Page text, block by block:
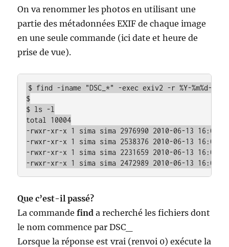
On va renommer les photos en utilisant une
partie des métadonnées EXIF de chaque image
en une seule commande (ici date et heure de
prise de vue).
$ find -iname "DSC_*" -exec exiv2 -r %Y-%m%d-
$
$ ls -l
total 10004
-rwxr-xr-x 1 sima sima 2976990 2010-06-13 16:07
-rwxr-xr-x 1 sima sima 2538376 2010-06-13 16:07
-rwxr-xr-x 1 sima sima 2231659 2010-06-13 16:07
Que c’est-il passé?
La commandefind a recherché les fichiers dont
le nom commence par DSC_
Lorsque la réponse est vrai (renvoi 0) exécute la